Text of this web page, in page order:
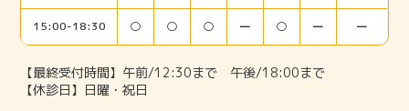
15:00-18:30 ○ ○ ○ ー ○ ー ー
【最終受付時間】午前/12:30まで 午後/18:00まで
【休診日】日曜・祝日